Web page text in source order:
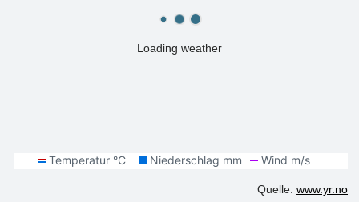
Loading weather
Quelle: www.yr.no